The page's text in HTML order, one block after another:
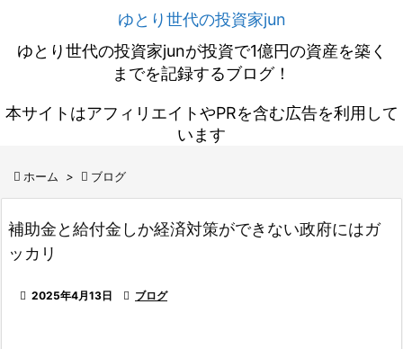
ゆとり世代の投資家jun
ゆとり世代の投資家junが投資で1億円の資産を築く
までを記録するブログ！
本サイトはアフィリエイトやPRを含む広告を利用して
います
 ホーム >  ブログ
補助金と給付金しか経済対策ができない政府にはガ
ッカリ
 2025年4月13日  ブログ